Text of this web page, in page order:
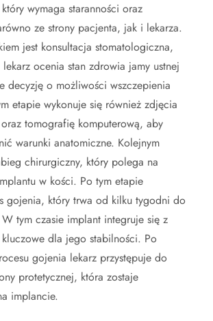
wymaga staranności oraz
ze strony pacjenta, jak i lekarza.
jest konsultacja stomatologiczna,
ocenia stan zdrowia jamy ustnej
decyzję o możliwości wszczepienia
etapie wykonuje się również zdjęcia
tomografię komputerową, aby
warunki anatomiczne. Kolejnym
chirurgiczny, który polega na
w kości. Po tym etapie
gojenia, który trwa od kilku tygodni do
tym czasie implant integruje się z
dla jego stabilności. Po
gojenia lekarz przystępuje do
protetycznej, która zostaje
implancie.